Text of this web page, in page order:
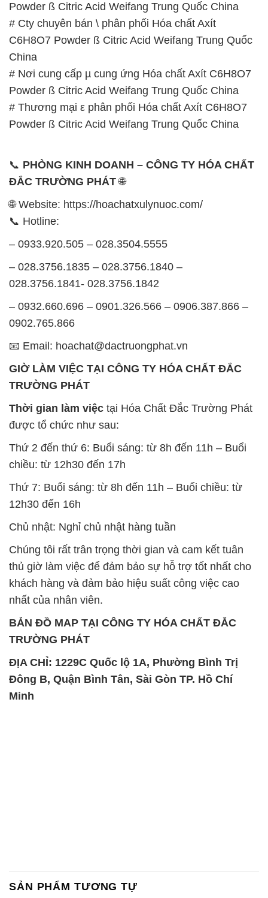
Powder ß Citric Acid Weifang Trung Quốc China
# Cty chuyên bán \ phân phối Hóa chất Axít
C6H8O7 Powder ß Citric Acid Weifang Trung Quốc
China
# Nơi cung cấp µ cung ứng Hóa chất Axít C6H8O7
Powder ß Citric Acid Weifang Trung Quốc China
# Thương mại ε phân phối Hóa chất Axít C6H8O7
Powder ß Citric Acid Weifang Trung Quốc China
📞 PHÒNG KINH DOANH – CÔNG TY HÓA CHẤT
ĐẮC TRƯỜNG PHÁT🌐
🌐 Website: https://hoachatxulynuoc.com/
📞 Hotline:
– 0933.920.505 – 028.3504.5555
– 028.3756.1835 – 028.3756.1840 –
028.3756.1841- 028.3756.1842
– 0932.660.696 – 0901.326.566 – 0906.387.866 –
0902.765.866
📧 Email: hoachat@dactruongphat.vn
GIỜ LÀM VIỆC TẠI CÔNG TY HÓA CHẤT ĐẮC
TRƯỜNG PHÁT
Thời gian làm việc tại Hóa Chất Đắc Trường Phát
được tổ chức như sau:
Thứ 2 đến thứ 6: Buổi sáng: từ 8h đến 11h – Buổi
chiều: từ 12h30 đến 17h
Thứ 7: Buổi sáng: từ 8h đến 11h – Buổi chiều: từ
12h30 đến 16h
Chủ nhật: Nghỉ chủ nhật hàng tuần
Chúng tôi rất trân trọng thời gian và cam kết tuân
thủ giờ làm việc để đảm bảo sự hỗ trợ tốt nhất cho
khách hàng và đảm bảo hiệu suất công việc cao
nhất của nhân viên.
BẢN ĐỒ MAP TẠI CÔNG TY HÓA CHẤT ĐẮC
TRƯỜNG PHÁT
ĐỊA CHỈ: 1229C Quốc lộ 1A, Phường Bình Trị
Đông B, Quận Bình Tân, Sài Gòn TP. Hồ Chí
Minh
SẢN PHẨM TƯƠNG TỰ